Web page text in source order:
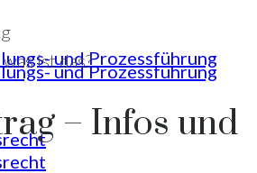
und Prozessführung
und Prozessführung
ist das?
– Infos und